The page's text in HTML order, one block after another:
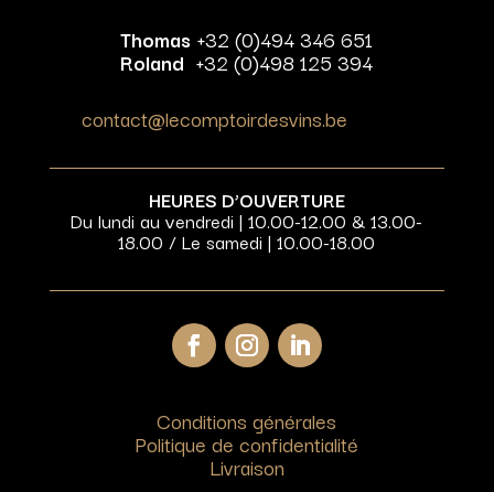
Thomas +32 (0)494 346 651
Roland +32 (0)498 125 394
contact@lecomptoirdesvins.be
HEURES D’OUVERTURE
Du lundi au vendredi | 10.00-12.00 & 13.00-
18.00 / Le samedi | 10.00-18.00
Conditions générales
Politique de confidentialité
Livraison